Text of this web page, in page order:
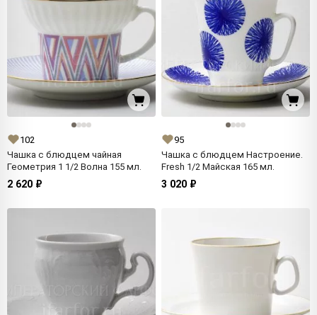
102
Чашка с блюдцем чайная
Геометрия 1 1/2 Волна 155 мл.
2 620 ₽
95
Чашка с блюдцем Настроение.
Fresh 1/2 Майская 165 мл.
3 020 ₽